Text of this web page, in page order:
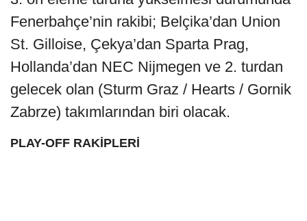
Fenerbahçe’nin rakibi; Belçika’dan Union
St. Gilloise, Çekya’dan Sparta Prag,
Hollanda’dan NEC Nijmegen ve 2. turdan
gelecek olan (Sturm Graz / Hearts / Gornik
Zabrze) takımlarından biri olacak.
PLAY-OFF RAKİPLERİ